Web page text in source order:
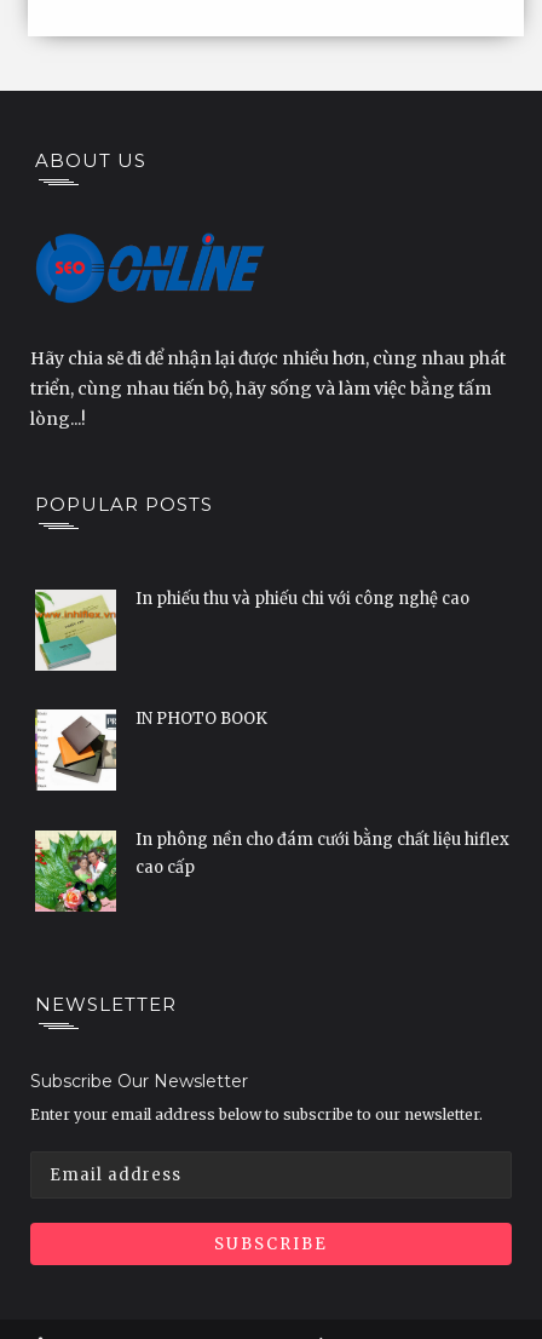
ABOUT US
Hãy chia sẽ đi để nhận lại được nhiều hơn, cùng nhau phát
triển, cùng nhau tiến bộ, hãy sống và làm việc bằng tấm
lòng...!
POPULAR POSTS
In phiếu thu và phiếu chi với công nghệ cao
IN PHOTO BOOK
In phông nền cho đám cưới bằng chất liệu hiflex
cao cấp
NEWSLETTER
Subscribe Our Newsletter
Enter your email address below to subscribe to our newsletter.